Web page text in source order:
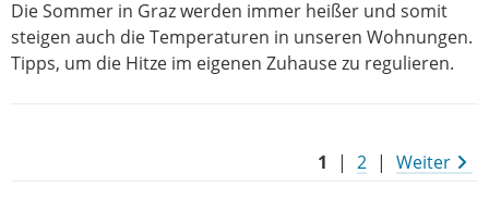
Die Sommer in Graz werden immer heißer und somit
steigen auch die Temperaturen in unseren Wohnungen.
Tipps, um die Hitze im eigenen Zuhause zu regulieren.
1 | 2 | Weiter